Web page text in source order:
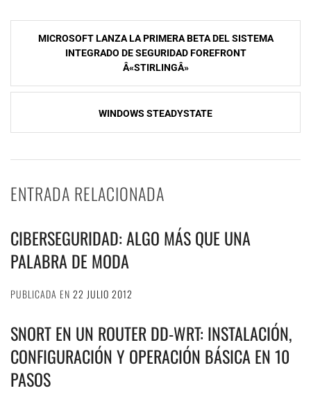
NavegaciÃ³n
entradas
MICROSOFT LANZA LA PRIMERA BETA DEL SISTEMA
INTEGRADO DE SEGURIDAD FOREFRONT
Â«STIRLINGÂ»
WINDOWS STEADYSTATE
ENTRADA RELACIONADA
CIBERSEGURIDAD: ALGO MÁS QUE UNA
PALABRA DE MODA
PUBLICADA EN 22 JULIO 2012
SNORT EN UN ROUTER DD-WRT: INSTALACIÓN,
CONFIGURACIÓN Y OPERACIÓN BÁSICA EN 10
PASOS